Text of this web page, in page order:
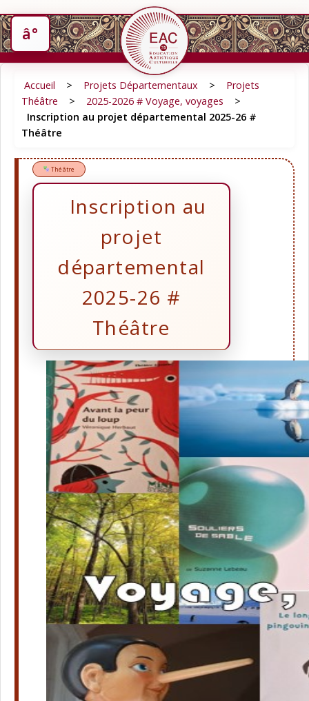
Accueil > Projets Départementaux >
Projets
Théâtre
> 2025-2026 # Voyage, voyages
>
Inscription au projet départemental 2025-26 #
Théâtre
Théâtre
Inscription au
projet
départemental
2025-26 #
Théâtre